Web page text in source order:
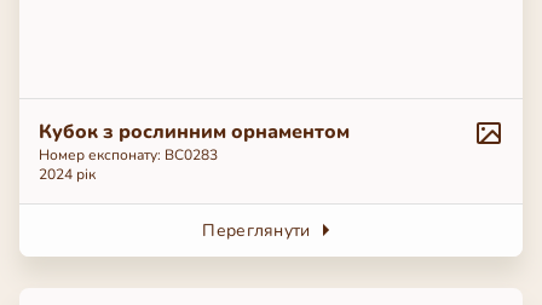
Кубок з рослинним орнаментом
Номер експонату: ВС0283
2024 рік
Переглянути